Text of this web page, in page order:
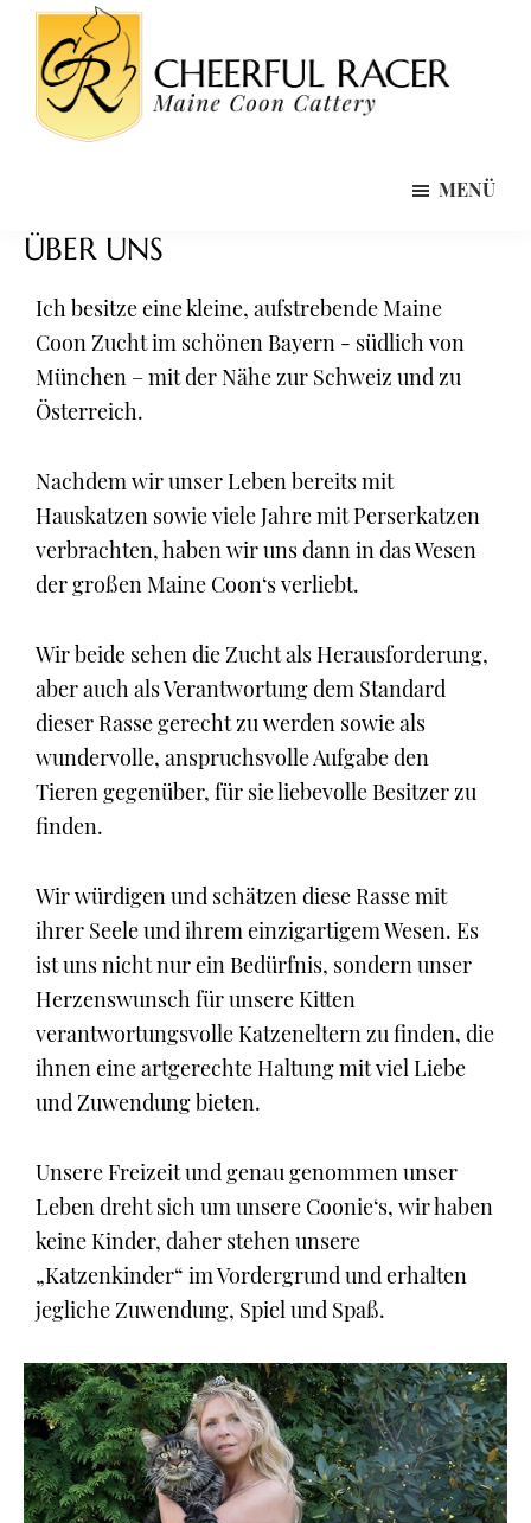
Zum
Inhalt
springen
Fußzeile
springen
Coon
Cattery
Zucht
/
Züchter
Bayern
MENÜ
ÜBER UNS
Ich besitze eine kleine, aufstrebende Maine
Coon Zucht im schönen Bayern - südlich von
München – mit der Nähe zur Schweiz und zu
Österreich.
Nachdem wir unser Leben bereits mit
Hauskatzen sowie viele Jahre mit Perserkatzen
verbrachten, haben wir uns dann in das Wesen
der großen Maine Coon‘s verliebt.
Wir beide sehen die Zucht als Herausforderung,
aber auch als Verantwortung dem Standard
dieser Rasse gerecht zu werden sowie als
wundervolle, anspruchsvolle Aufgabe den
Tieren gegenüber, für sie liebevolle Besitzer zu
finden.
Wir würdigen und schätzen diese Rasse mit
ihrer Seele und ihrem einzigartigem Wesen. Es
ist uns nicht nur ein Bedürfnis, sondern unser
Herzenswunsch für unsere Kitten
verantwortungsvolle Katzeneltern zu finden, die
ihnen eine artgerechte Haltung mit viel Liebe
und Zuwendung bieten.
Unsere Freizeit und genau genommen unser
Leben dreht sich um unsere Coonie‘s, wir haben
keine Kinder, daher stehen unsere
„Katzenkinder“ im Vordergrund und erhalten
jegliche Zuwendung, Spiel und Spaß.